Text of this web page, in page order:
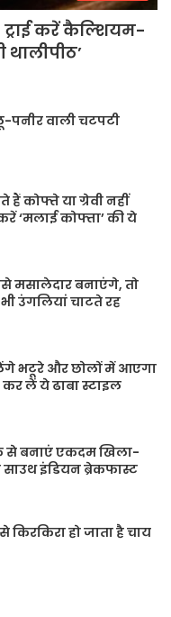
ट्राई करें कैल्शियम-
थालीपीठ’
वाली चटपटी
कोफ्ते या ग्रेवी नहीं
करें ‘मलाई कोफ्ता’ की ये
मसालेदार बनाएंगे, तो
उंगलियां चाटते रह
भटूरे और छोलों में आएगा
कर लें ये ढाबा स्टाइल
से बनाएं एकदम खिला-
इंडियन ब्रेकफास्ट
हो जाता है चाय